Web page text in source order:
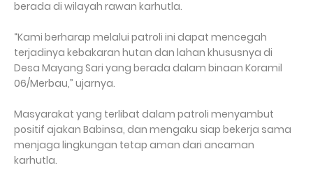
berada di wilayah rawan karhutla.
“Kami berharap melalui patroli ini dapat mencegah
terjadinya kebakaran hutan dan lahan khususnya di
Desa Mayang Sari yang berada dalam binaan Koramil
06/Merbau,” ujarnya.
Masyarakat yang terlibat dalam patroli menyambut
positif ajakan Babinsa, dan mengaku siap bekerja sama
menjaga lingkungan tetap aman dari ancaman
karhutla.